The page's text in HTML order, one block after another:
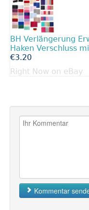
BH Verlängerung
Haken Verschluss
€3.20
Right Now on eBay
Kommentar